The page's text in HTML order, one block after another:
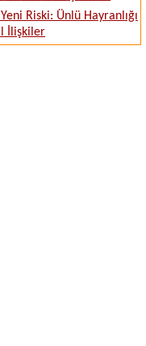
Riski: Ünlü Hayranlığı
İlişkiler